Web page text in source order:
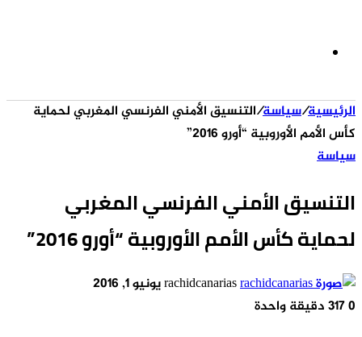
المظلمالرئيسية/سياسة/التنسيق الأمني الفرنسي المغربي لحماية
كأس الأمم الأوروبية “أورو 2016”
سياسة
التنسيق الأمني الفرنسي المغربي
لحماية كأس الأمم الأوروبية “أورو 2016”
rachidcanariasأرسل
يونيو 1, 2016
0
دقيقة واحدة